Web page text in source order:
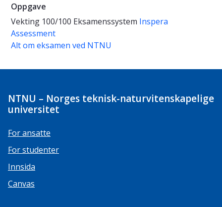
Oppgave
Vekting 100/100 Eksamenssystem Inspera
Assessment
Alt om eksamen ved NTNU
NTNU – Norges teknisk-naturvitenskapelige
universitet
For ansatte
For studenter
Innsida
Canvas